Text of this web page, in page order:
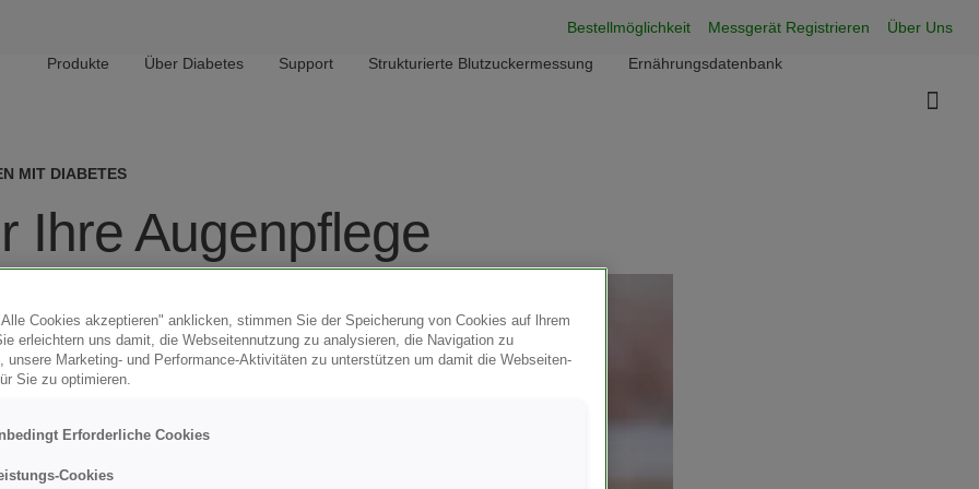
Super Menu
Bestellmöglichkeit Messgerät Registrieren Über Uns
Main navigation
Produkte Über Diabetes Support Strukturierte Blutzuckermessung Ernährungsdatenbank
MIT DIABETES
Ihre Augenpflege
Cookies akzeptieren" anklicken, stimmen Sie der Speicherung von Cookies auf lhrem
erleichtern uns damit, die Webseitennutzung zu analysieren, die Navigation zu
unsere Marketing- und Performance-Aktivitäten zu unterstützen um damit die Webseiten-
Sie zu optimieren.
Erforderliche Cookies
Cookies